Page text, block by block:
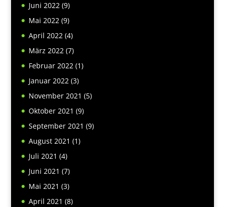
Juni 2022(9)
Mai 2022(9)
April 2022(4)
März 2022(7)
Februar 2022(1)
Januar 2022(3)
November 2021 (5)
Oktober 2021 (9)
September 2021 (9)
August 2021 (1)
Juli 2021 (4)
Juni 2021 (7)
Mai 2021 (3)
April 2021 (8)